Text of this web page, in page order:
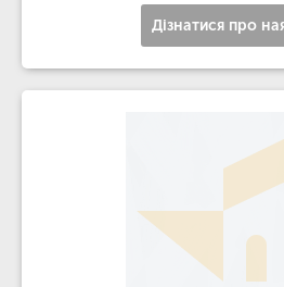
Дізнатися про